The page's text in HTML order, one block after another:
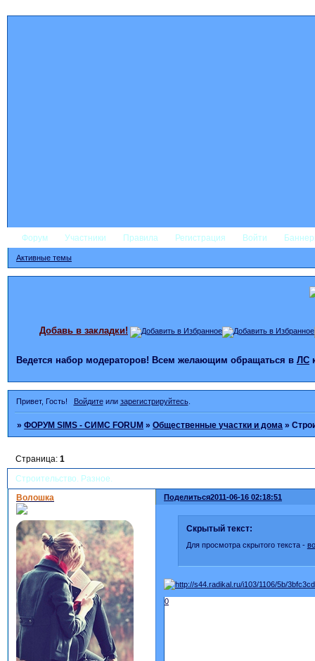
Форум Участники Правила Регистрация Войти
Активные темы
Добавь в закладки!
Ведется набор модераторов! Всем желающим обращаться в ЛС
Привет, Гость! Войдитеили зарегистрируйтесь.
»ФОРУМ SIMS - СИМС FORUM »Общественные участки и дома »
Строительство. Разное.
Страница:1
Поделиться2011-06-16 02:18:51
Волошка
Скрытый текст:
Для просмотра скрытого текста -
0